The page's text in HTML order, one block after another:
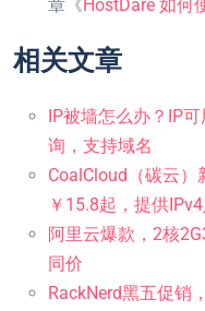
章《HostDare 如何
相关文章
IP被墙怎么办？IP
询，支持域名
CoalCloud（碳云）
￥15.8起，提供
阿里云爆款，2核
同价
RackNerd黑五促销